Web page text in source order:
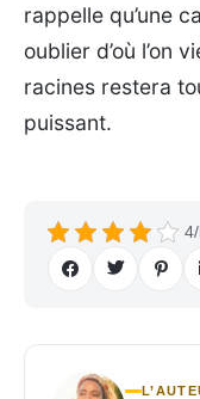
rappelle qu’une
oublier d’où l’on
racines restera
puissant.